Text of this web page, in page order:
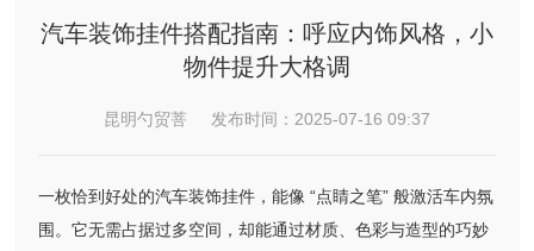
汽车装饰挂件搭配指南：呼应内饰风格，小
物件提升大格调
昆明勺贸菩 发布时间：2025-07-16 09:37
一枚恰到好处的汽车装饰挂件，能像 “点睛之笔” 般激活车内氛
围。它无需占据过多空间，却能通过材质、色彩与造型的巧妙